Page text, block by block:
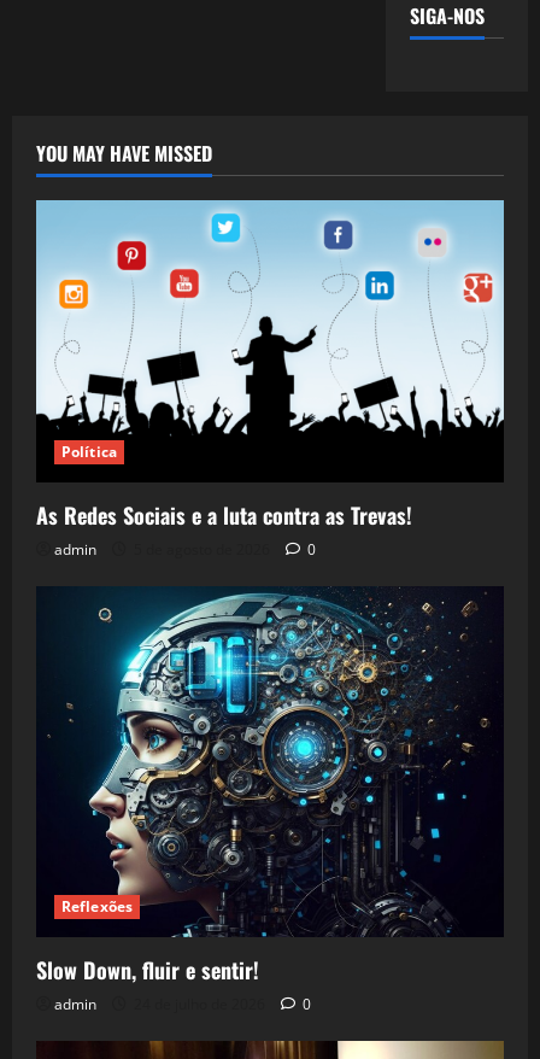
SIGA-NOS
YOU MAY HAVE MISSED
Política
As Redes Sociais e a luta contra as Trevas!
admin 0
Reflexões
Slow Down, fluir e sentir!
admin 0